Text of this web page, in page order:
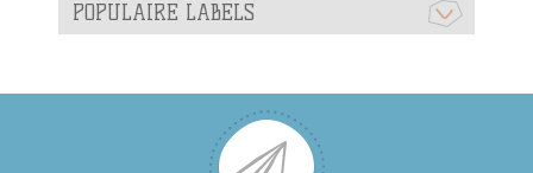
POPULAIRE LABELS